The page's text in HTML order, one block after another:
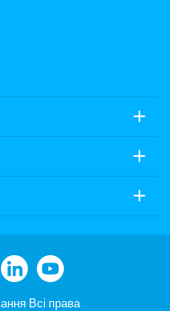
add
add
add
Всі права